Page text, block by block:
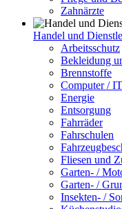
Zahnärzte
Handel und
Arbeitsschutz
Bekleidung
Brennstoffe
Computer / IT
Energie
Entsorgung
Fahrräder
Fahrschulen
Fliesen und
Garten- /
Garten- /
Insekten- /